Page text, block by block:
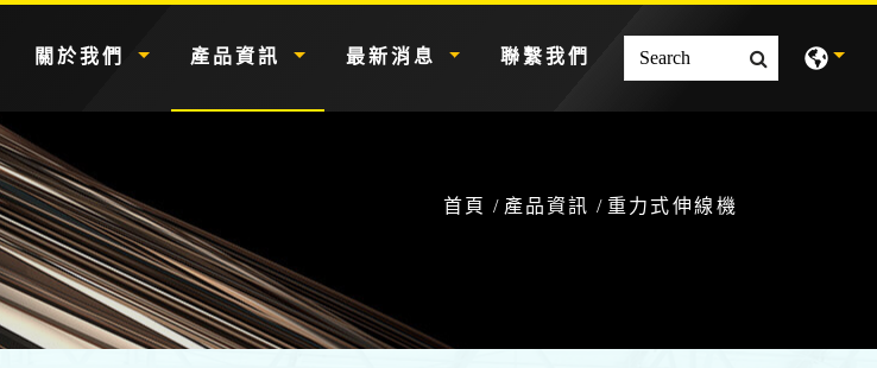
(current)
關於我們 產品資訊 最新消息 聯繫我們
首頁 產品資訊 重力式伸線機